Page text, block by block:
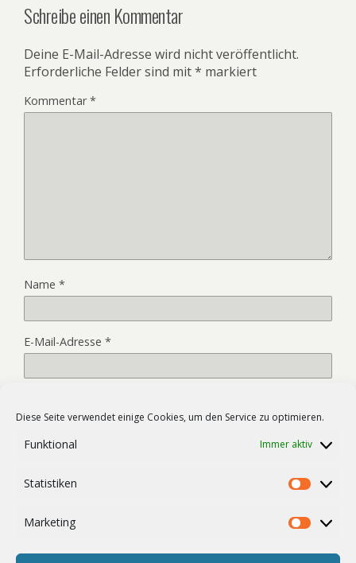
Diese Seite verwendet einige Cookies, um den Service zu optimieren.
Funktional Immer aktiv
Statistiken
Marketing
Schreibe einen Kommentar
Deine E-Mail-Adresse wird nicht veröffentlicht.
Erforderliche Felder sind mit* markiert
Kommentar*
Name *
E-Mail-Adresse *
meinen nächsten Kommentar speichern.